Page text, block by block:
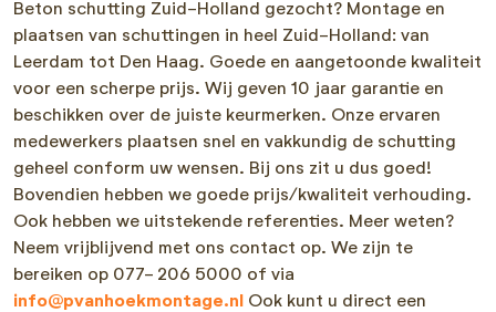
Beton schutting Zuid-Holland gezocht? Montage en
plaatsen van schuttingen in heel Zuid-Holland: van
Leerdam tot Den Haag. Goede en aangetoonde kwaliteit
voor een scherpe prijs. Wij geven 10 jaar garantie en
beschikken over de juiste keurmerken. Onze ervaren
medewerkers plaatsen snel en vakkundig de schutting
geheel conform uw wensen. Bij ons zit u dus goed!
Bovendien hebben we goede prijs/kwaliteit verhouding.
Ook hebben we uitstekende referenties. Meer weten?
Neem vrijblijvend met ons contact op. We zijn te
bereiken op 077- 206 5000 of via
info@pvanhoekmontage.nl Ook kunt u direct een